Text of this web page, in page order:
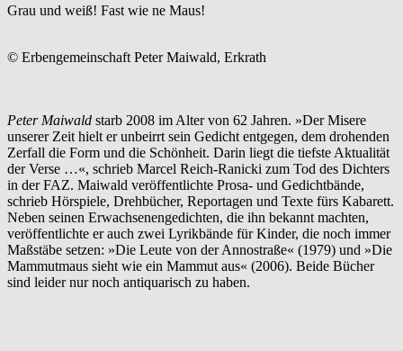
Grau und weiß! Fast wie ne Maus!
© Erbengemeinschaft Peter Maiwald, Erkrath
Peter Maiwald starb 2008 im Alter von 62 Jahren. »Der Misere
unserer Zeit hielt er unbeirrt sein Gedicht entgegen, dem drohenden
Zerfall die Form und die Schönheit. Darin liegt die tiefste Aktualität
der Verse …«, schrieb Marcel Reich-Ranicki zum Tod des Dichters
in der FAZ. Maiwald veröffentlichte Prosa- und Gedichtbände,
schrieb Hörspiele, Drehbücher, Reportagen und Texte fürs Kabarett.
Neben seinen Erwachsenengedichten, die ihn bekannt machten,
veröffentlichte er auch zwei Lyrikbände für Kinder, die noch immer
Maßstäbe setzen: »Die Leute von der Annostraße« (1979) und »Die
Mammutmaus sieht wie ein Mammut aus« (2006). Beide Bücher
sind leider nur noch antiquarisch zu haben.